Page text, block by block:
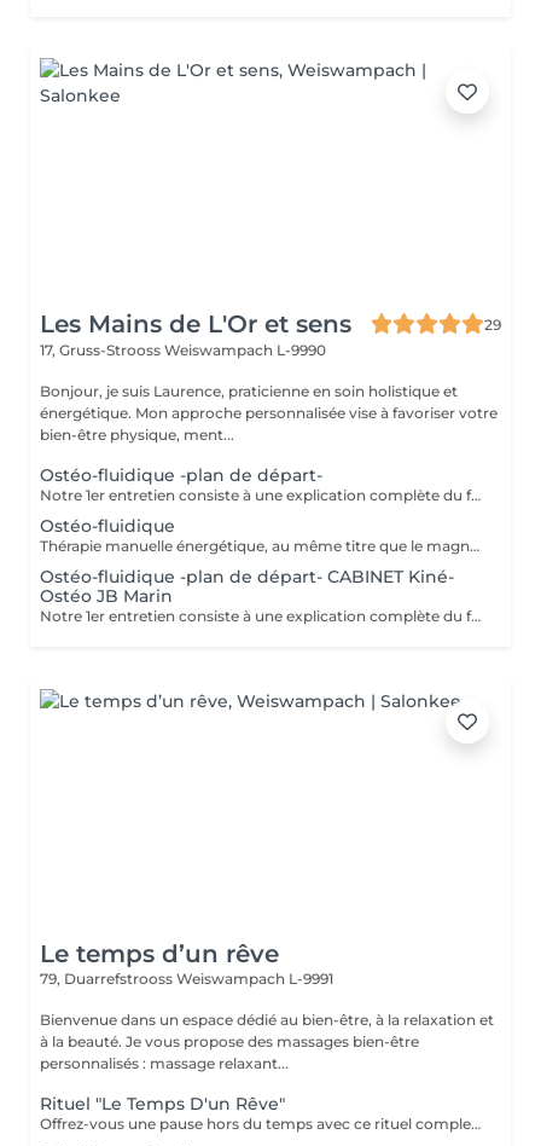
Les Mains de L'Or et sens
29
17, Gruss-Strooss Weiswampach L-9990
Bonjour, je suis Laurence, praticienne en soin holistique et
énergétique. Mon approche personnalisée vise à favoriser votre
bien-être physique, ment...
Ostéo-fluidique -plan de départ-
Notre 1er entretien consiste à une explication complète du fonctionne de l'Ostéofluidique ainsi que de voir notre plan d'action et le nombre de séance à fixer selon votre problématique.
Ostéo-fluidique
Thérapie manuelle énergétique, au même titre que le magnétisme, à la différence que celui-ci permet un décodage biologique et permet la libération émotionnelle. L'ostéofluidique permet de travailler directement sur l'énergie des os, articulations, organes, glandes et de tous les systèmes énergétiques du corps, sans aucune manipulation ni cracking. Mon travail consiste à mettre en lumière ces blocages et de les libérer. À la rencontre des maux et mots. - douleurs. - traumas. - blocages physiques et émotionnels. -
Ostéo-fluidique -plan de départ- CABINET Kiné-
Ostéo JB Marin
Notre 1er entretien consiste à une explication complète du fonctionne de l'Ostéofluidique ainsi que de voir notre plan d'action et le nombre de séance à fixer selon votre problématique.
Le temps d’un rêve
79, Duarrefstrooss Weiswampach L-9991
Bienvenue dans un espace dédié au bien-être, à la relaxation et
à la beauté. Je vous propose des massages bien-être
personnalisés : massage relaxant...
Rituel "Le Temps D'un Rêve"
Offrez-vous une pause hors du temps avec ce rituel complet alliant détente et harmonisation. Ce soin débute par une purification des mains et des pieds : gommage et masque pour les mains, bain, gommage et masque pour les pieds, pour une sensation de légèreté et de douceur. Il se poursuit avec un soin visage fondamental, suivi d'un énergétique Reiki. Le rituel se termine par un massage relaxant, pour un lâcher-prise profond et durable. Un moment de bien-être absolu le temps d'un rêve.